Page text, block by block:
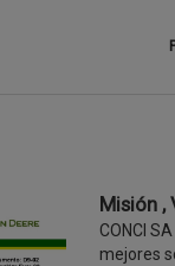
Misión ,
CONCI
mejores